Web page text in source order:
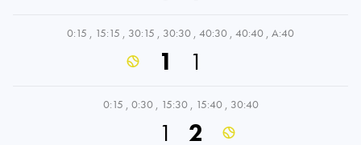
0:15 , 15:15 , 30:15 , 30:30 , 40:30 , 40:40 , A:40
1 1
0:15 , 0:30 , 15:30 , 15:40 , 30:40
1 2